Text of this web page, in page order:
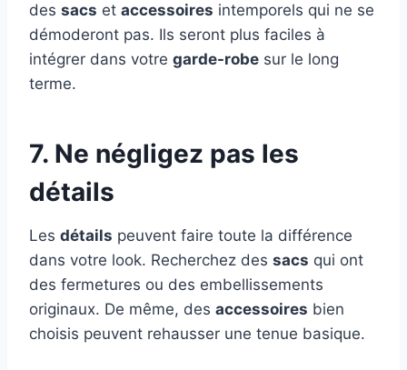
des sacs et accessoires intemporels qui ne se
démoderont pas. Ils seront plus faciles à
intégrer dans votre garde-robe sur le long
terme.
7. Ne négligez pas les
détails
Les détails peuvent faire toute la différence
dans votre look. Recherchez des sacs qui ont
des fermetures ou des embellissements
originaux. De même, des accessoires bien
choisis peuvent rehausser une tenue basique.